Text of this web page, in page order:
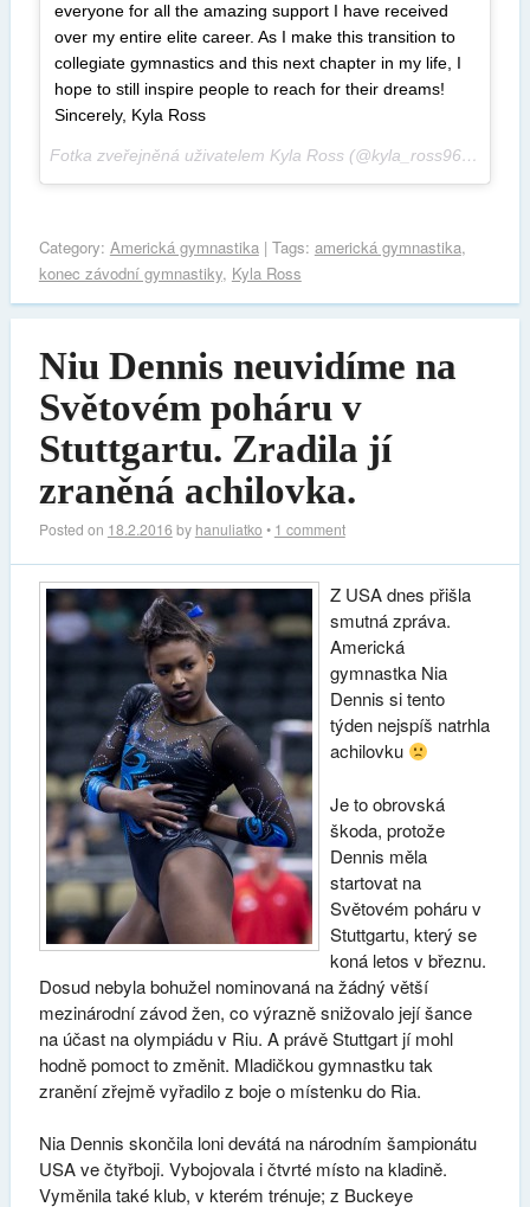
everyone for all the amazing support I have received
over my entire elite career. As I make this transition to
collegiate gymnastics and this next chapter in my life, I
hope to still inspire people to reach for their dreams!
Sincerely, Kyla Ross
Fotka zveřejněná uživatelem Kyla Ross (@kyla_ross96),
Category: Americká gymnastika| Tags: americká gymnastika,
konec závodní gymnastiky, Kyla Ross
Niu Dennis neuvidíme na
Světovém poháru v
Stuttgartu. Zradila jí
zraněná achilovka.
Posted on 18.2.2016 by hanuliatko • 1 comment
Z USA dnes přišla
smutná zpráva.
Americká
gymnastka Nia
Dennis si tento
týden nejspíš natrhla
achilovku
Je to obrovská
škoda, protože
Dennis měla
startovat na
Světovém poháru v
Stuttgartu, který se
koná letos v březnu.
Dosud nebyla bohužel nominovaná na žádný větší
mezinárodní závod žen, co výrazně snižovalo její šance
na účast na olympiádu v Riu. A právě Stuttgart jí mohl
hodně pomoct to změnit. Mladičkou gymnastku tak
zranění zřejmě vyřadilo z boje o místenku do Ria.
Nia Dennis skončila loni devátá na národním šampionátu
USA ve čtyřboji. Vybojovala i čtvrté místo na kladině.
Vyměnila také klub, v kterém trénuje; z Buckeye